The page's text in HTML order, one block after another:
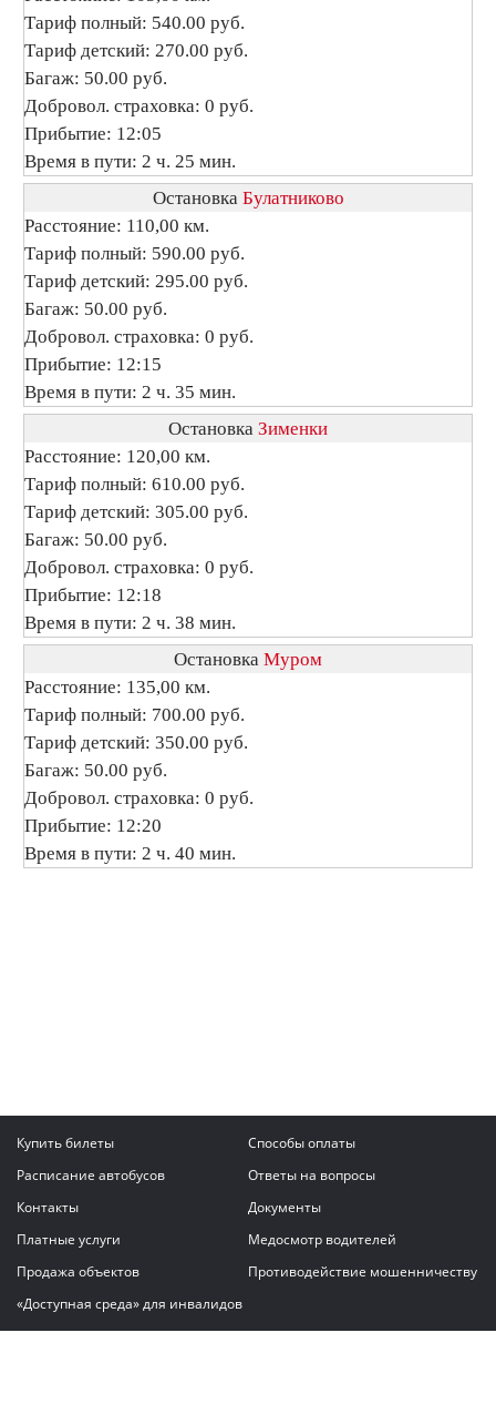
Тариф полный: 540.00 руб.
Тариф детский: 270.00 руб.
Багаж: 50.00 руб.
Добровол. страховка: 0 руб.
Прибытие: 12:05
Время в пути: 2 ч. 25 мин.
Остановка Булатниково
Расстояние: 110,00 км.
Тариф полный: 590.00 руб.
Тариф детский: 295.00 руб.
Багаж: 50.00 руб.
Добровол. страховка: 0 руб.
Прибытие: 12:15
Время в пути: 2 ч. 35 мин.
Остановка Зименки
Расстояние: 120,00 км.
Тариф полный: 610.00 руб.
Тариф детский: 305.00 руб.
Багаж: 50.00 руб.
Добровол. страховка: 0 руб.
Прибытие: 12:18
Время в пути: 2 ч. 38 мин.
Остановка Муром
Расстояние: 135,00 км.
Тариф полный: 700.00 руб.
Тариф детский: 350.00 руб.
Багаж: 50.00 руб.
Добровол. страховка: 0 руб.
Прибытие: 12:20
Время в пути: 2 ч. 40 мин.
Купить билеты
Способы оплаты
Расписание автобусов
Ответы на вопросы
Контакты
Документы
Платные услуги
Медосмотр водителей
Продажа объектов
Противодействие мошенничеству
«Доступная среда» для инвалидов